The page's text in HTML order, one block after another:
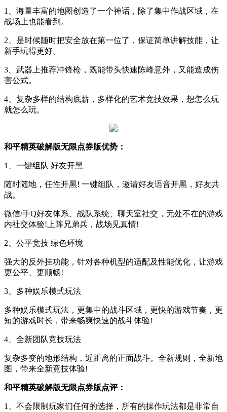
1、海量丰富的地图创造了一个神话，除了集中作战区域，在
战场上也能看到。
2、是时候随时把安全放在第一位了，保证简单讲解技能，让
新手玩得更好。
3、武器上推荐冲锋枪，既能带头快速陈峰意外，又能造成伤
害公式。
4、复杂多样的结构底薪，多样化的艺术竞技效果，想怎么玩
就怎么玩。
和平精英破解版无限点券版优势：
1、一键组队 好友开黑
随时随地，任性开黑! 一键组队，邀请好友语音开黑，好友共
战。
微信/手Q好友体系、战队系统、聊天室社交，无处不在的游戏
内社交体验!上阵兄弟兵，战场见真情!
2、公平竞技 绿色环境
强大的反外挂功能，针对各种机型的适配及性能优化，让游戏
更公平、更顺畅!
3、多种娱乐模式玩法
多种娱乐模式玩法，更集中的战斗区域，更快的游戏节奏，更
短的游戏时长，带来畅爽快速的战斗体验!
4、全新团队竞技玩法
复杂多变的地形结构，近距离的正面战斗。全新规则，全新地
图，带来全新竞技体验!
和平精英破解版无限点券版点评：
1、不会限制玩家们任何的选择，所有的操作玩法都是非常自